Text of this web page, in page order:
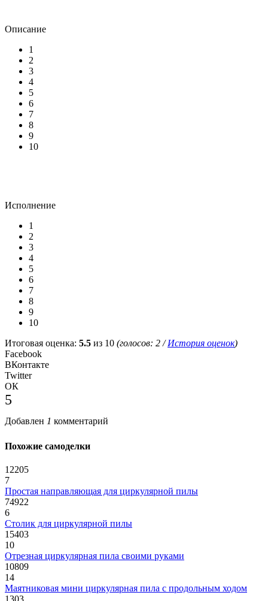
Описание
1
2
3
4
5
6
7
8
9
10
Исполнение
1
2
3
4
5
6
7
8
9
10
Итоговая оценка: 5.5 из 10 (голосов: 2 /История оценок)
Facebook
ВКонтакте
Twitter
ОК
5
Добавлен 1 комментарий
Похожие самоделки
12205
7
Простая направляющая для циркулярной пилы
74922
6
Столик для циркулярной пилы
15403
10
Отрезная циркулярная пила своими руками
10809
14
Маятниковая мини циркулярная пила с продольным ходом